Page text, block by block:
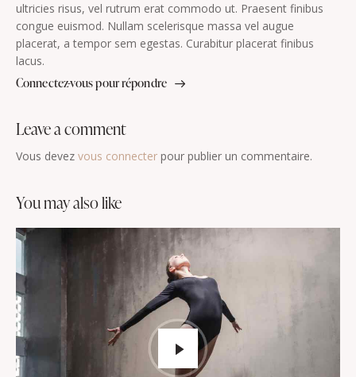
ultricies risus, vel rutrum erat commodo ut. Praesent finibus
congue euismod. Nullam scelerisque massa vel augue
placerat, a tempor sem egestas. Curabitur placerat finibus
lacus.
Connectez-vous pour répondre
leave a comment
Vous devez vous connecter pour publier un commentaire.
you may also like